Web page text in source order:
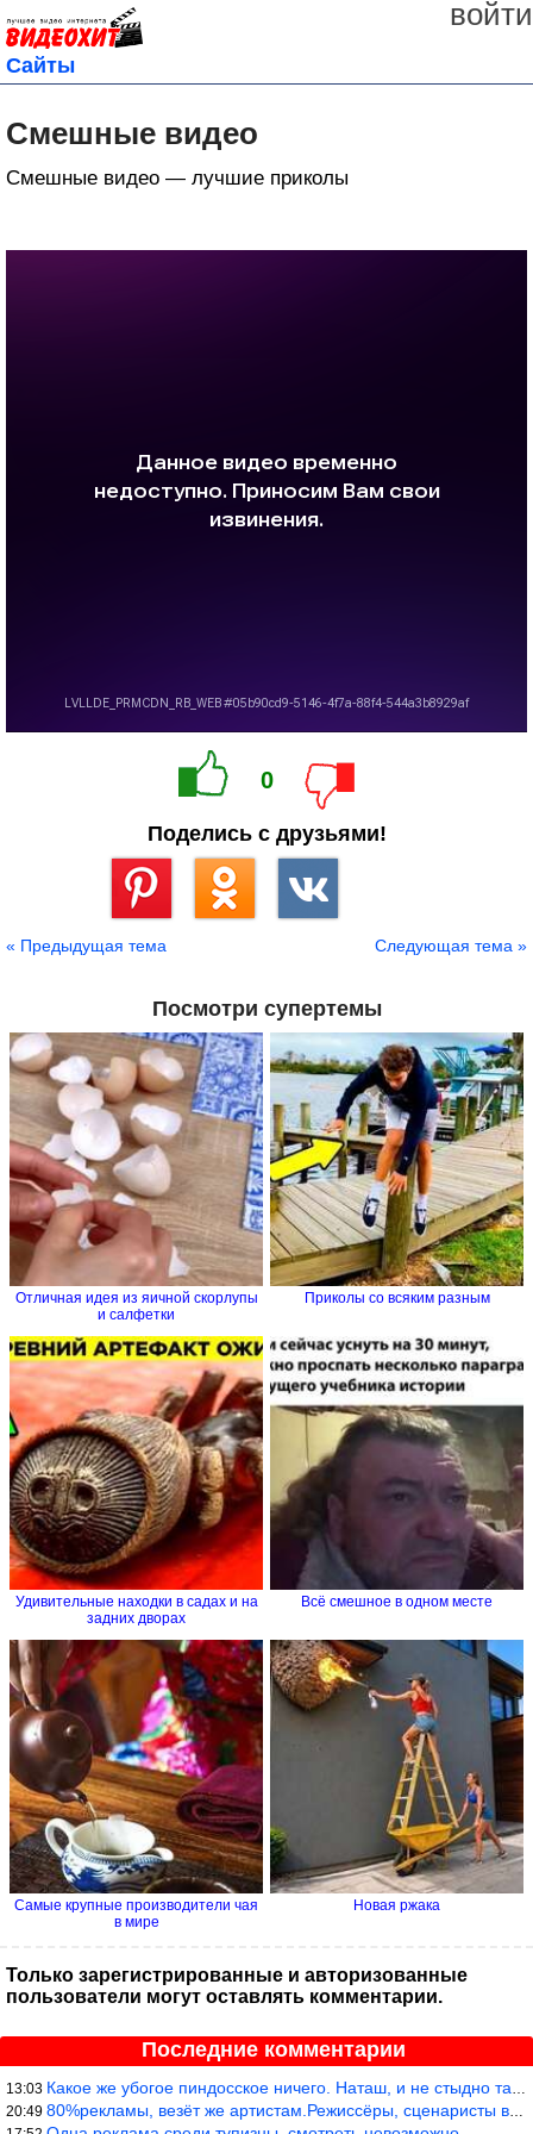
войти
Сайты
Смешные видео
Смешные видео — лучшие приколы
0
Поделись с друзьями!
« Предыдущая тема Следующая тема »
Посмотри супертемы
Отличная идея из яичной скорлупы
и салфетки
Приколы со всяким разным
Удивительные находки в садах и на
задних дворах
Всё смешное в одном месте
Самые крупные производители чая
в мире
Новая ржака
Только зарегистрированные и авторизованные
пользователи могут оставлять комментарии.
Последние комментарии
13:03 Какое же убогое пиндосское ничего. Наташ, и не стыдно такую фигн
20:49 80%рекламы, везёт же артистам.Режиссёры, сценаристы вы где или к